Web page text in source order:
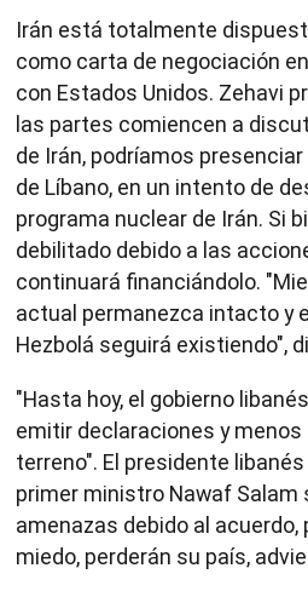
Irán está totalmente
como carta de negociación
con Estados Unidos. Zehavi
las partes comiencen a
de Irán, podríamos
de Líbano, en un intento de
programa nuclear de Irán. Si
debilitado debido a las
continuará financiándolo.
actual permanezca intacto y
Hezbolá seguirá existiendo",
"Hasta hoy, el gobierno
emitir declaraciones y menos
terreno". El presidente libanés
primer ministro Nawaf Salam
amenazas debido al
miedo, perderán su país,